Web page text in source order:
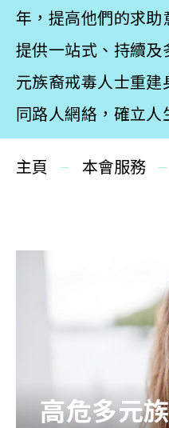
更生同行
精神健康
社區教育
多元共融
其他活動及消息
相關報導
年，提高他們的求
提供一站式、持續
元族裔戒毒人士重
同路人網絡，確立人
主頁 本會服務
高危多元